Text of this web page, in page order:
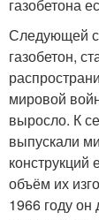
газобетона
Следующей
газобетон,
мировой
выросло. К
выпускали
объём их
1966 году он